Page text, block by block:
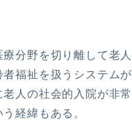
分野を切り離して老
福祉を扱うシステム
人の社会的入院が非
経緯もある。